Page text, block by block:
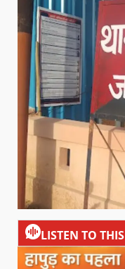
LISTEN TO THIS